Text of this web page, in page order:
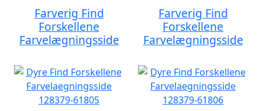
Farverig Find
Forskellene
Farvelægningsside
Farverig Find
Forskellene
Farvelægningsside